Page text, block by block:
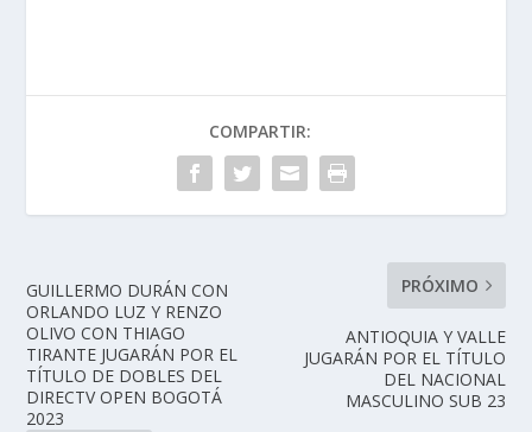
COMPARTIR:
GUILLERMO DURÁN CON
ORLANDO LUZ Y RENZO
OLIVO CON THIAGO
TIRANTE JUGARÁN POR EL
TÍTULO DE DOBLES DEL
DIRECTV OPEN BOGOTÁ
2023
PRÓXIMO
ANTIOQUIA Y VALLE
JUGARÁN POR EL TÍTULO
DEL NACIONAL
MASCULINO SUB 23